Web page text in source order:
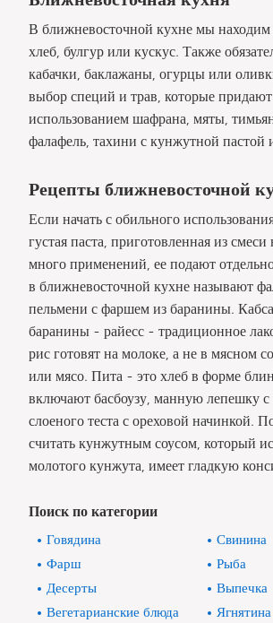
В ближневосточной кухне мы
хлеб, булгур или кускус. Также
кабачки, баклажаны, огурцы или
выбор специй и трав, которые
использованием шафрана, мяты,
фалафель, тахини с кунжутной пастой
Рецепты ближневосточной
Если начать с обильного
густая паста, приготовленная из
много применений, ее подают
в ближневосточной кухне называют
пельмени с фаршем из баранины.
баранины - райесс - традиционное
рис готовят на молоке, а не в мясном
или мясо. Пита - это хлеб в форме
включают басбоузу, манную лепешку
слоеного теста с ореховой начинкой.
считать кунжутным соусом, который
молотого кунжута, имеет гладкую
Поиск по категории
Говядина Свинина
Фарш
Рыба
Десерты
Выпечка
Вегетарианские блюда